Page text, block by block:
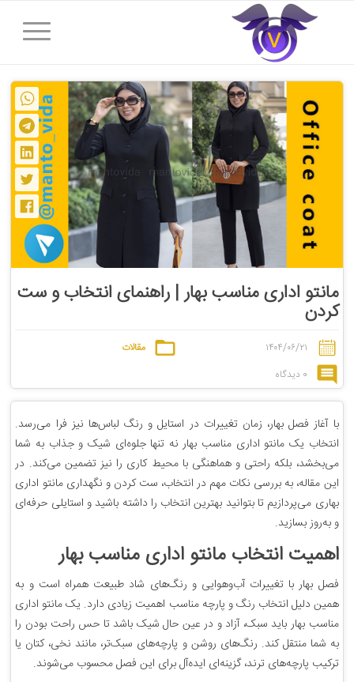
مانتو اداری مناسب بهار | راهنمای انتخاب و ست
کردن
۱۴۰۴/۰۶/۲۱
مقالات
0 دیدگاه
با آغاز فصل بهار، زمان تغییرات در استایل و رنگ لباس‌ها نیز فرا می‌رسد.
انتخاب یک مانتو اداری مناسب بهار نه تنها جلوه‌ای شیک و جذاب به شما
می‌بخشد، بلکه راحتی و هماهنگی با محیط کاری را نیز تضمین می‌کند. در
این مقاله، به بررسی نکات مهم در انتخاب، ست کردن و نگهداری مانتو اداری
بهاری می‌پردازیم تا بتوانید بهترین انتخاب را داشته باشید و استایلی حرفه‌ای
و به‌روز بسازید.
اهمیت انتخاب مانتو اداری مناسب بهار
فصل بهار با تغییرات آب‌وهوایی و رنگ‌های شاد طبیعت همراه است و به
همین دلیل انتخاب رنگ و پارچه مناسب اهمیت زیادی دارد. یک مانتو اداری
مناسب بهار باید سبک، آزاد و در عین حال شیک باشد تا حس راحت بودن را
به شما منتقل کند. رنگ‌های روشن و پارچه‌های سبک‌تر، مانند نخی، کتان یا
ترکیب پارچه‌های ترند، گزینه‌ای ایده‌آل برای این فصل محسوب می‌شوند.